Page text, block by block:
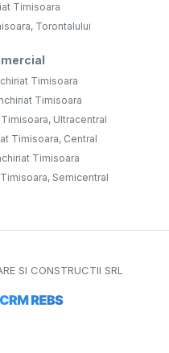
Timisoara
Torontalului
Timisoara
Timisoara
Ultracentral
Timisoara, Central
Timisoara
Semicentral
SI CONSTRUCTII SRL